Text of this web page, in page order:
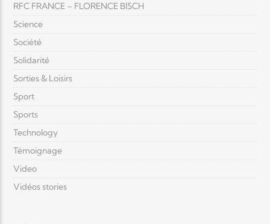
RFC FRANCE – FLORENCE BISCH
Science
Société
Solidarité
Sorties & Loisirs
Sport
Sports
Technology
Témoignage
Video
Vidéos stories